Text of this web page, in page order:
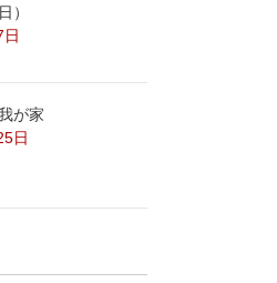
）
が家
日